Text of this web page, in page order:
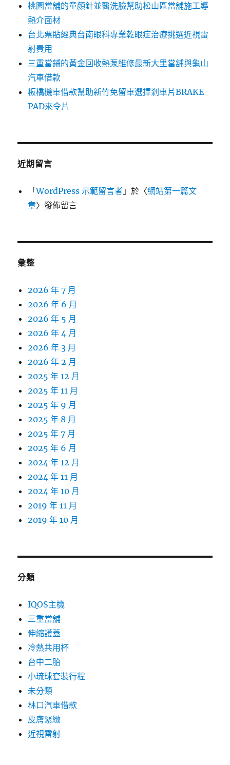
桃園當舖的童顏針並醫洗臉幫助松山區當舖施工導
熱介面材
台北票貼經典台南眼科專業乾眼症治療挑選近視雷
射費用
三重當鋪的黃金回收熱泵維修最新大里當舖與龜山
汽車借款
板橋機車借款幫助新竹免留車選擇剎車片BRAKE
PAD來令片
近期留言
「WordPress 示範留言者 」於〈網站第一篇文
章〉發佈留言
彙整
2026 年 7 月
2026 年 6 月
2026 年 5 月
2026 年 4 月
2026 年 3 月
2026 年 2 月
2025 年 12 月
2025 年 11 月
2025 年 9 月
2025 年 8 月
2025 年 7 月
2025 年 6 月
2024 年 12 月
2024 年 11 月
2024 年 10 月
2019 年 11 月
2019 年 10 月
分類
IQOS主機
三重當舖
伸縮護蓋
冷熱共用杯
台中二胎
小琉球套裝行程
未分類
林口汽車借款
皮膚緊緻
近視雷射